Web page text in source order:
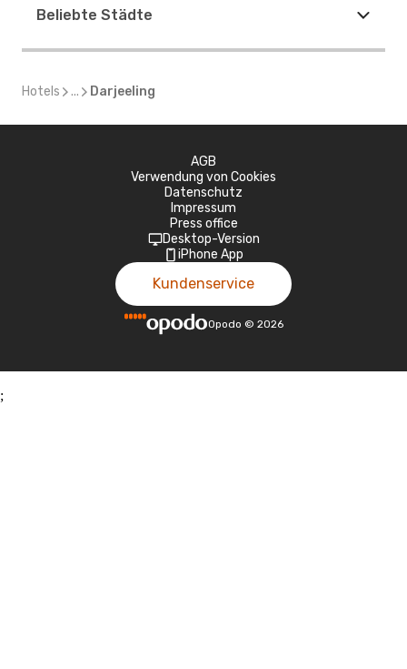
Beliebte Städte
Hotels ... Darjeeling
AGB
Verwendung von Cookies
Datenschutz
Impressum
Press office
Desktop-Version
iPhone App
Kundenservice
Opodo © 2026
;